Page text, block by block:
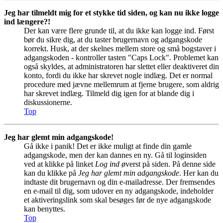
Jeg har tilmeldt mig for et stykke tid siden, og kan nu ikke logge
ind længere?!
Der kan være flere grunde til, at du ikke kan logge ind. Først
bør du sikre dig, at du taster brugernavn og adgangskode
korrekt. Husk, at der skelnes mellem store og små bogstaver i
adgangskoden - kontroller tasten "Caps Lock". Problemet kan
også skyldes, at administratoren har slettet eller deaktiveret din
konto, fordi du ikke har skrevet nogle indlæg. Det er normal
procedure med jævne mellemrum at fjerne brugere, som aldrig
har skrevet indlæg. Tilmeld dig igen for at blande dig i
diskussionerne.
Top
Jeg har glemt min adgangskode!
Gå ikke i panik! Det er ikke muligt at finde din gamle
adgangskode, men der kan dannes en ny. Gå til loginsiden
ved at klikke på linket Log ind øverst på siden. På denne side
kan du klikke på Jeg har glemt min adgangskode. Her kan du
indtaste dit brugernavn og din e-mailadresse. Der fremsendes
en e-mail til dig, som udover en ny adgangskode, indeholder
et aktiveringslink som skal besøges før de nye adgangskode
kan benyttes.
Top